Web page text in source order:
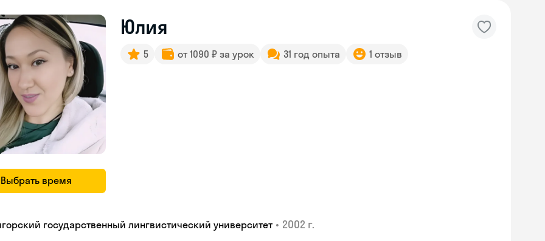
Выбрать время
Юлия
5 от 1090 ₽ за урок 31 год опыта 1 отзыв
государственный лингвистический университет • 2002 г.